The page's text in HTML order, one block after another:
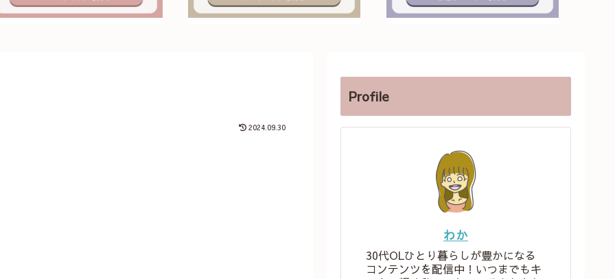
2024.09.30
Profile
わか
30代OLひとり暮らしが豊かになる
コンテンツを配信中！いつまでもキ